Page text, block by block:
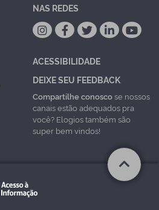
NAS REDES
ACESSIBILIDADE
DEIXE SEU FEEDBACK
Compartilhe conoscose nossos
canais estão adequados pra
você? Elogios também são
super bem vindos!